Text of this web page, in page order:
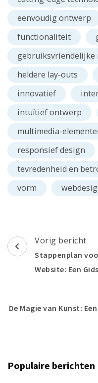
eenvoudig ontwerp
functionaliteit
gebruiksvriendelijke
heldere lay-outs
innovatief
intuïtief ontwerp
multimedia-
responsief design
tevredenheid en
vorm
Vorig bericht
Stappenplan
Website: Een
De Magie van Kunst:
Populaire berichten